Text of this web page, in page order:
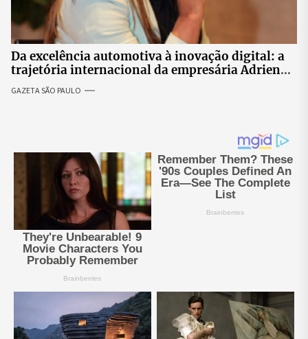
Da excelência automotiva à inovação digital: a
trajetória internacional da empresária Adriene
GAZETA SÃO PAULO